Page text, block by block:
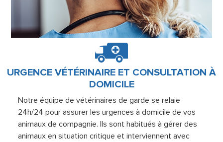
URGENCE VÉTÉRINAIRE ET CONSULTATION À
DOMICILE
Notre équipe de vétérinaires de garde se relaie
24h/24 pour assurer les urgences à domicile de vos
animaux de compagnie. Ils sont habitués à gérer des
animaux en situation critique et interviennent avec